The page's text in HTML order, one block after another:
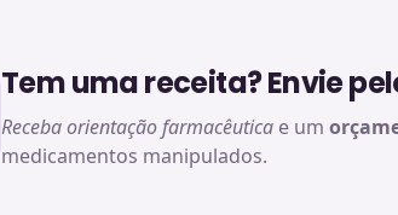
Tem uma receita? Envie
Receba orientação farmacêutica e um
medicamentos manipulados.